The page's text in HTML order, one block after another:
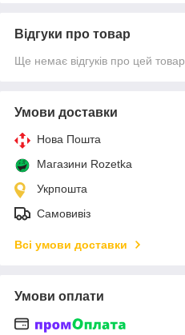
Відгуки про товар
Ще немає відгуків про цей товар
Умови доставки
Нова Пошта
Магазини Rozetka
Укрпошта
Самовивіз
Всі умови доставки
Умови оплати